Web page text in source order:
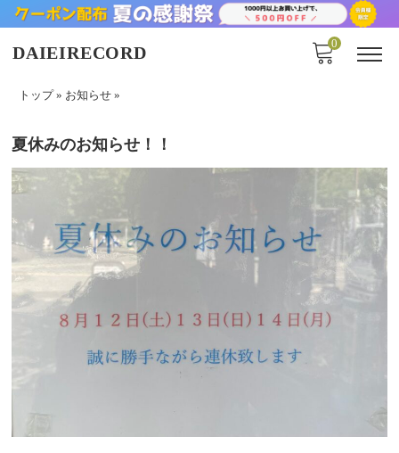
DAIEIRECORD 0
トップ» お知らせ »
夏休みのお知らせ！！